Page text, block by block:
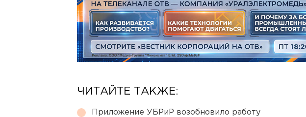
ЧИТАЙТЕ ТАКЖЕ:
Приложение УБРиР возобновило работу